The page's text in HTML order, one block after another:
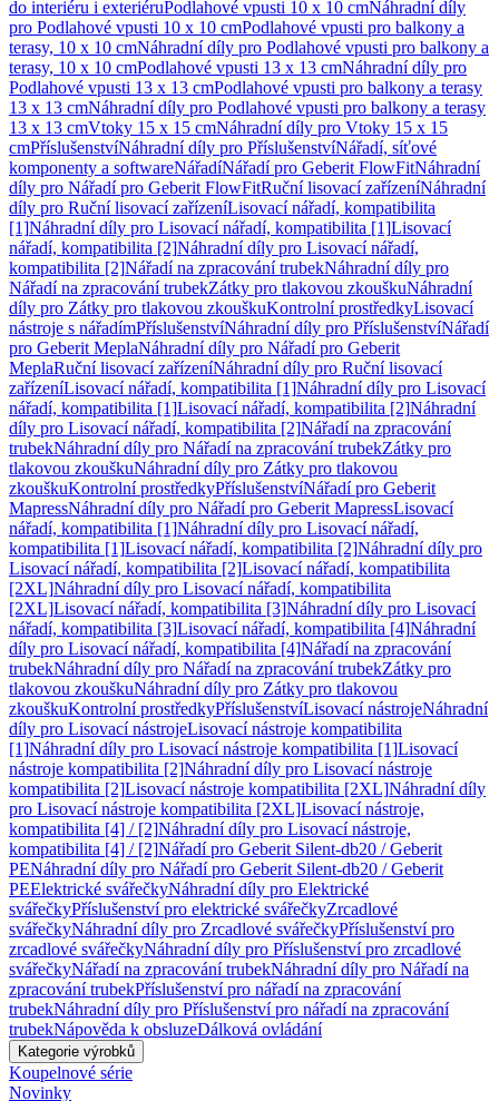
do interiéru i exteriéruPodlahové vpusti 10 x 10 cmNáhradní díly
pro Podlahové vpusti 10 x 10 cmPodlahové vpusti pro balkony a
terasy, 10 x 10 cmNáhradní díly pro Podlahové vpusti pro balkony a
terasy, 10 x 10 cmPodlahové vpusti 13 x 13 cmNáhradní díly pro
Podlahové vpusti 13 x 13 cmPodlahové vpusti pro balkony a terasy
13 x 13 cmNáhradní díly pro Podlahové vpusti pro balkony a terasy
13 x 13 cmVtoky 15 x 15 cmNáhradní díly pro Vtoky 15 x 15
cmPříslušenstvíNáhradní díly pro PříslušenstvíNářadí, síťové
komponenty a softwareNářadíNářadí pro Geberit FlowFitNáhradní
díly pro Nářadí pro Geberit FlowFitRuční lisovací zařízeníNáhradní
díly pro Ruční lisovací zařízeníLisovací nářadí, kompatibilita
[1]Náhradní díly pro Lisovací nářadí, kompatibilita [1]Lisovací
nářadí, kompatibilita [2]Náhradní díly pro Lisovací nářadí,
kompatibilita [2]Nářadí na zpracování trubekNáhradní díly pro
Nářadí na zpracování trubekZátky pro tlakovou zkouškuNáhradní
díly pro Zátky pro tlakovou zkouškuKontrolní prostředkyLisovací
nástroje s nářadímPříslušenstvíNáhradní díly pro PříslušenstvíNářadí
pro Geberit MeplaNáhradní díly pro Nářadí pro Geberit
MeplaRuční lisovací zařízeníNáhradní díly pro Ruční lisovací
zařízeníLisovací nářadí, kompatibilita [1]Náhradní díly pro Lisovací
nářadí, kompatibilita [1]Lisovací nářadí, kompatibilita [2]Náhradní
díly pro Lisovací nářadí, kompatibilita [2]Nářadí na zpracování
trubekNáhradní díly pro Nářadí na zpracování trubekZátky pro
tlakovou zkouškuNáhradní díly pro Zátky pro tlakovou
zkouškuKontrolní prostředkyPříslušenstvíNářadí pro Geberit
MapressNáhradní díly pro Nářadí pro Geberit MapressLisovací
nářadí, kompatibilita [1]Náhradní díly pro Lisovací nářadí,
kompatibilita [1]Lisovací nářadí, kompatibilita [2]Náhradní díly pro
Lisovací nářadí, kompatibilita [2]Lisovací nářadí, kompatibilita
[2XL]Náhradní díly pro Lisovací nářadí, kompatibilita
[2XL]Lisovací nářadí, kompatibilita [3]Náhradní díly pro Lisovací
nářadí, kompatibilita [3]Lisovací nářadí, kompatibilita [4]Náhradní
díly pro Lisovací nářadí, kompatibilita [4]Nářadí na zpracování
trubekNáhradní díly pro Nářadí na zpracování trubekZátky pro
tlakovou zkouškuNáhradní díly pro Zátky pro tlakovou
zkouškuKontrolní prostředkyPříslušenstvíLisovací nástrojeNáhradní
díly pro Lisovací nástrojeLisovací nástroje kompatibilita
[1]Náhradní díly pro Lisovací nástroje kompatibilita [1]Lisovací
nástroje kompatibilita [2]Náhradní díly pro Lisovací nástroje
kompatibilita [2]Lisovací nástroje kompatibilita [2XL]Náhradní díly
pro Lisovací nástroje kompatibilita [2XL]Lisovací nástroje,
kompatibilita [4] / [2]Náhradní díly pro Lisovací nástroje,
kompatibilita [4] / [2]Nářadí pro Geberit Silent-db20 / Geberit
PENáhradní díly pro Nářadí pro Geberit Silent-db20 / Geberit
PEElektrické svářečkyNáhradní díly pro Elektrické
svářečkyPříslušenství pro elektrické svářečkyZrcadlové
svářečkyNáhradní díly pro Zrcadlové svářečkyPříslušenství pro
zrcadlové svářečkyNáhradní díly pro Příslušenství pro zrcadlové
svářečkyNářadí na zpracování trubekNáhradní díly pro Nářadí na
zpracování trubekPříslušenství pro nářadí na zpracování
trubekNáhradní díly pro Příslušenství pro nářadí na zpracování
trubekNápověda k obsluzeDálková ovládání
Kategorie výrobků
Koupelnové série
Novinky